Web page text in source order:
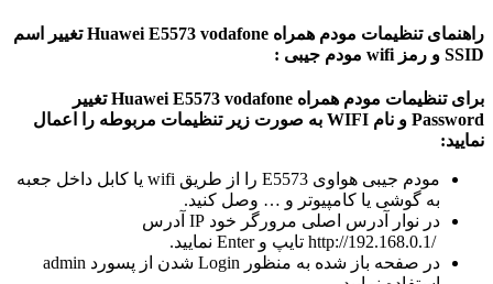
راهنمای تنظیمات مودم همراه Huawei E5573 vodafone تغییر اسم
SSID و رمز wifi مودم جیبی :
برای تنظیمات مودم همراه Huawei E5573 vodafone تغییر
Password و نام WIFI
به صورت زیر تنظیمات مربوطه را اعمال
نمایید:
مودم جیبی هواوی E5573 را از طریق wifi یا کابل داخل جعبه
به گوشی یا کامپیوتر و … وصل کنید.
در نوار آدرس اصلی مرورگر خود IP آدرس
/http://192.168.0.1 تایپ و Enter نمایید.
در صفحه باز شده به منظور Login شدن از پسورد admin